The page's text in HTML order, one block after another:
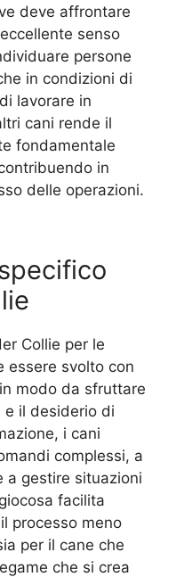
deve affrontare
senso
persone
in condizioni di
lavorare in
cani rende il
fondamentale
in
delle operazioni.
Collie per le
essere svolto con
modo da sfruttare
e il desiderio di
i cani
complessi, a
a gestire situazioni
facilita
processo meno
per il cane che
che si crea